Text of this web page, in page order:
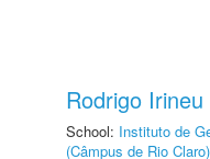
Rodrigo
School: Instituto de
(Câmpus de Rio Claro)